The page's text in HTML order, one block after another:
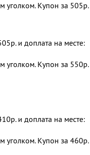
уголком. Купон за 505р.
и доплата на месте:
уголком. Купон за 550р.
и доплата на месте:
уголком. Купон за 460р.